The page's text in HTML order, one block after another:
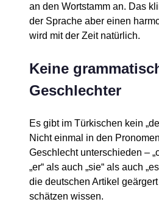
an den Wortstamm an. Das
der Sprache aber einen
wird mit der Zeit natürlich.
Keine
Geschlechter
Es gibt im Türkischen kein
Nicht einmal in den
Geschlecht unterschieden –
„er“ als auch „sie“ als auch
die deutschen Artikel
schätzen wissen.